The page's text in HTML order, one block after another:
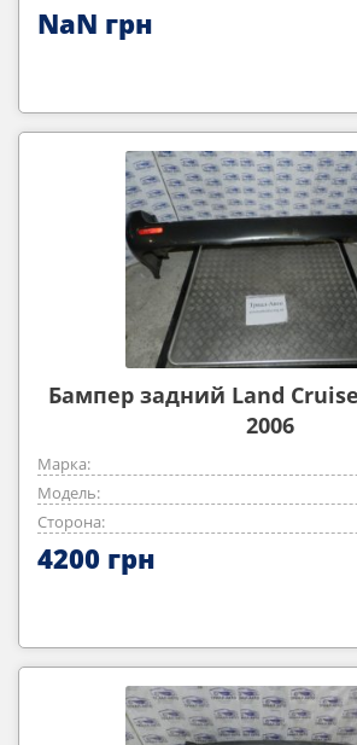
NaN грн
Бампер задний Land
2006
Марка:
Модель:
Сторона:
4200 грн